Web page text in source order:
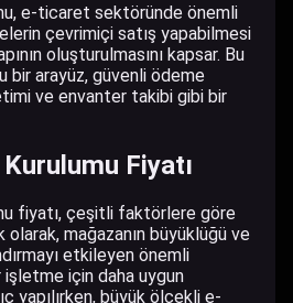
e-ticaret sektöründe önemli
çevrimiçi satış yapabilmesi
oluşturulmasını kapsar. Bu
bir arayüz, güvenli ödeme
ve envanter takibi gibi bir
Fiyatı
fiyatı, çeşitli faktörlere göre
mağazanın büyüklüğü ve
etkileyen önemli
işletme için daha uygun
yapılırken, büyük ölçekli e-